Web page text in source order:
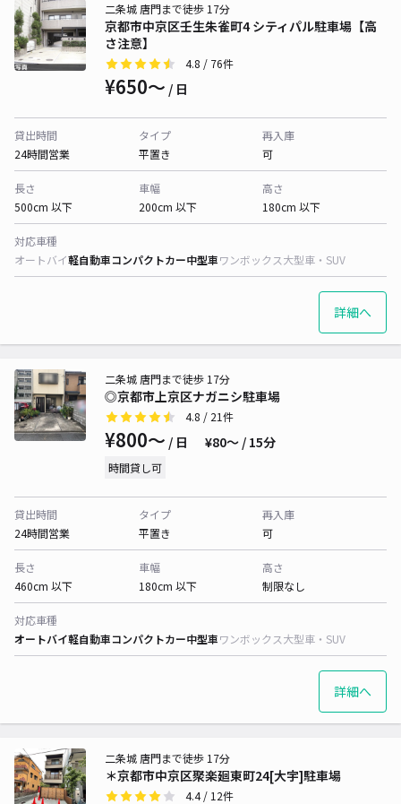
京都市中京区壬生朱雀町4 シティパル駐車場【高
さ注意】
二条城 唐門まで徒歩 17分
4.8 / 76件
¥650〜 / 日
貸出時間
24時間営業
タイプ
平置き
再入庫
可
長さ
500cm 以下
車幅
200cm 以下
高さ
180cm 以下
対応車種
オートバイ軽自動車コンパクトカー中型車ワンボックス大型車・SUV
詳細へ
◎京都市上京区ナガニシ駐車場
二条城 唐門まで徒歩 17分
4.8 / 21件
¥800〜 / 日 ¥80〜 / 15分
時間貸し可
貸出時間
24時間営業
タイプ
平置き
再入庫
可
長さ
460cm 以下
車幅
180cm 以下
高さ
制限なし
対応車種
オートバイ軽自動車コンパクトカー中型車ワンボックス大型車・SUV
詳細へ
＊京都市中京区聚楽廻東町24[大宇]駐車場
二条城 唐門まで徒歩 17分
4.4/ 12件